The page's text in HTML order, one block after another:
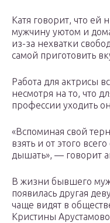
Катя говорит, что ей
мужчину уютом и
из-за нехватки
самой приготовить
Работа для актрисы
несмотря на то, что
профессии уходить
«Вспоминая свой
взять и от этого
дышать», — говорит
В жизни бывшего
появилась другая
чаще видят в
Кристины